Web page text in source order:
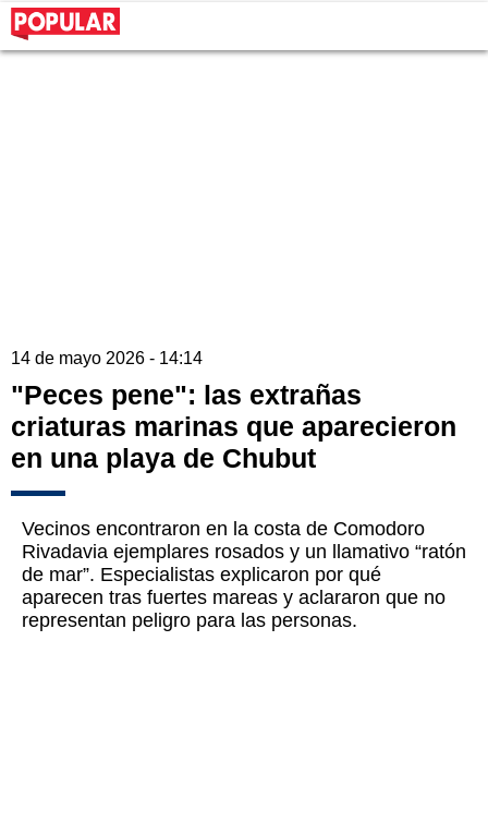
14 de mayo 2026 - 14:14
"Peces pene": las extrañas
criaturas marinas que aparecieron
en una playa de Chubut
Vecinos encontraron en la costa de Comodoro
Rivadavia ejemplares rosados y un llamativo “ratón
de mar”. Especialistas explicaron por qué
aparecen tras fuertes mareas y aclararon que no
representan peligro para las personas.